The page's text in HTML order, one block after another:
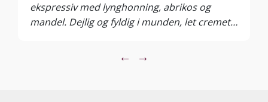
ekspressiv med lynghonning, abrikos og
mandel. Dejlig og fyldig i munden, let cremet
← →